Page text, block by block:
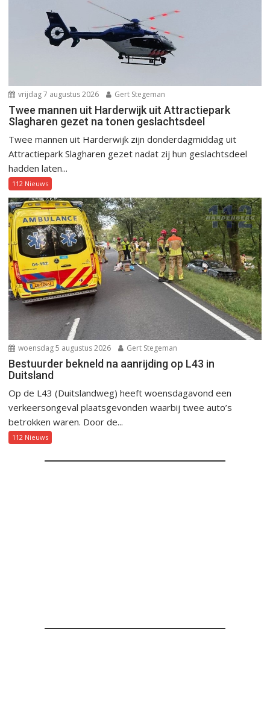
vrijdag 7 augustus 2026 Gert Stegeman
Twee mannen uit Harderwijk uit Attractiepark
Slagharen gezet na tonen geslachtsdeel
Twee mannen uit Harderwijk zijn donderdagmiddag uit
Attractiepark Slagharen gezet nadat zij hun geslachtsdeel
hadden laten...
112 Nieuws
woensdag 5 augustus 2026 Gert Stegeman
Bestuurder bekneld na aanrijding op L43 in
Duitsland
Op de L43 (Duitslandweg) heeft woensdagavond een
verkeersongeval plaatsgevonden waarbij twee auto’s
betrokken waren. Door de...
112 Nieuws